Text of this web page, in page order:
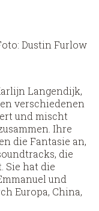
Dustin Furlow
Langendijk,
verschiedenen
und mischt
Ihre
die Fantasie an,
die
Sie hat die
und
Europa, China,